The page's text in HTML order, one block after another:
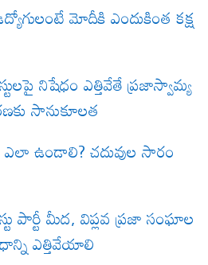
మోదీకి ఎందుకింత కక్ష
నిషేధం ఎత్తివేతే ప్రజాస్వామ్య
సానుకూలత
ఎలా ఉండాలి? చదువుల సారం
పార్టీ మీద, విప్లవ ప్రజా సంఘాల
ఎత్తివేయాలి